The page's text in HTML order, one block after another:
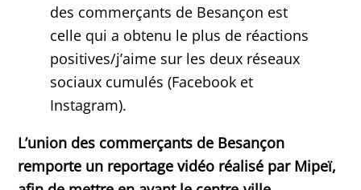
des commerçants de Besançon est
celle qui a obtenu le plus de réactions
positives/j’aime sur les deux réseaux
sociaux cumulés (Facebook et
Instagram).
L’union des commerçants de Besançon
remporte un reportage vidéo réalisé par Mipeï,